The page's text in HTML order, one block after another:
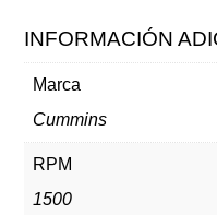
INFORMACIÓN
Marca
Cummins
RPM
1500